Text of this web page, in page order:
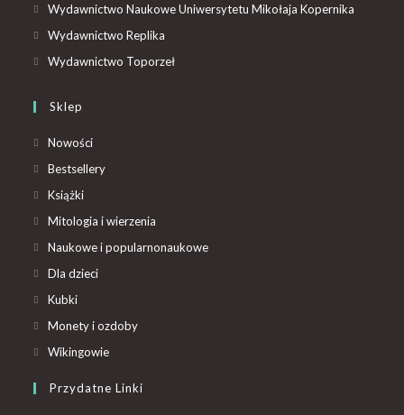
Wydawnictwo Naukowe Uniwersytetu Mikołaja Kopernika
Wydawnictwo Replika
Wydawnictwo Toporzeł
Sklep
Nowości
Bestsellery
Książki
Mitologia i wierzenia
Naukowe i popularnonaukowe
Dla dzieci
Kubki
Monety i ozdoby
Wikingowie
Przydatne Linki